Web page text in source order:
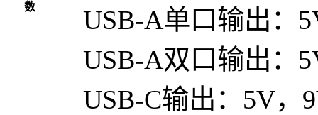
数
USB-A单口输出：
USB-A双口输出：
USB-C输出：5V，